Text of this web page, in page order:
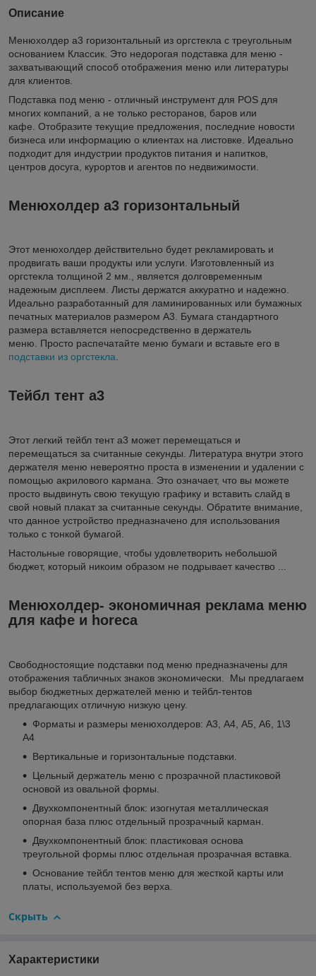
Описание
Менюхолдер а3 горизонтальный из оргстекла с треугольным
основанием Классик. Это недорогая подставка для меню -
захватывающий способ отображения меню или литературы
для клиентов.
Подставка под меню - отличный инструмент для POS для
многих компаний, а не только ресторанов, баров или
кафе. Отобразите текущие предложения, последние новости
бизнеса или информацию о клиентах на листовке. Идеально
подходит для индустрии продуктов питания и напитков,
центров досуга, курортов и агентов по недвижимости.
Менюхолдер а3 горизонтальный
Этот менюхолдер действительно будет рекламировать и
продвигать ваши продукты или услуги. Изготовленный из
оргстекла толщиной 2 мм., является долговременным
надежным дисплеем. Листы держатся аккуратно и надежно.
Идеально разработанный для ламинированных или бумажных
печатных материалов размером A3. Бумага стандартного
размера вставляется непосредственно в держатель
меню. Просто распечатайте меню бумаги и вставьте его в
подставки из оргстекла.
Тейбл тент а3
Этот легкий тейбл тент а3 может перемещаться и
перемещаться за считанные секунды. Литература внутри этого
держателя меню невероятно проста в изменении и удалении с
помощью акрилового кармана. Это означает, что вы можете
просто выдвинуть свою текущую графику и вставить слайд в
свой новый плакат за считанные секунды. Обратите внимание,
что данное устройство предназначено для использования
только с тонкой бумагой.
Настольные говорящие, чтобы удовлетворить небольшой
бюджет, который никоим образом не подрывает качество ...
Менюхолдер- экономичная реклама меню
для кафе и horeca
Свободностоящие подставки под меню предназначены для
отображения табличных знаков экономически. Мы предлагаем
выбор бюджетных держателей меню и тейбл-тентов
предлагающих отличную низкую цену.
Форматы и размеры менюхолдеров: А3, А4, А5, А6, 1\3
А4
Вертикальные и горизонтальные подставки.
Цельный держатель меню с прозрачной пластиковой
основой из овальной формы.
Двухкомпонентный блок: изогнутая металлическая
опорная база плюс отдельный прозрачный карман.
Двухкомпонентный блок: пластиковая основа
треугольной формы плюс отдельная прозрачная вставка.
Основание тейбл тентов меню для жесткой карты или
платы, используемой без верха.
Скрыть
Характеристики